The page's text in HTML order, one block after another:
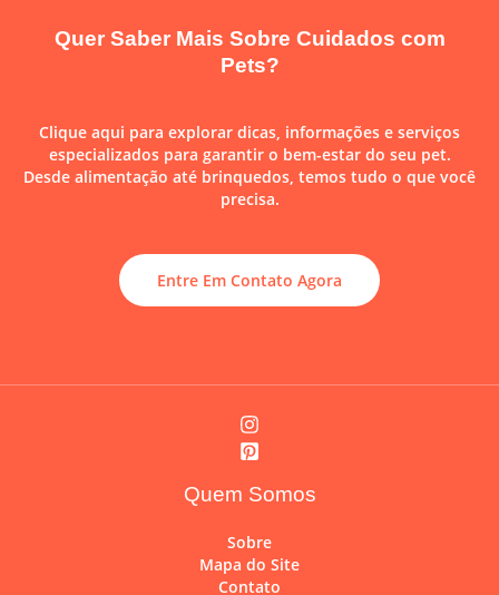
Quer Saber Mais Sobre Cuidados com
Pets?
Clique aqui para explorar dicas, informações e serviços
especializados para garantir o bem-estar do seu pet.
Desde alimentação até brinquedos, temos tudo o que você
precisa.
Entre Em Contato Agora
Quem Somos
Sobre
Mapa do Site
Contato